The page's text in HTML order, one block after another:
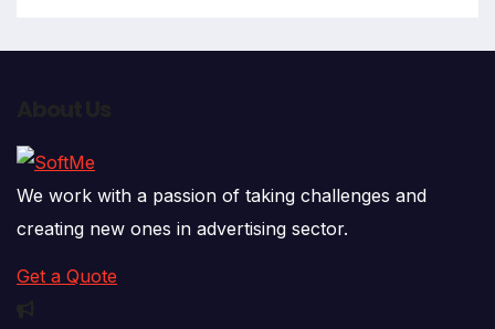
We work with a passion of taking challenges and
creating new ones in advertising sector.
Get a Quote